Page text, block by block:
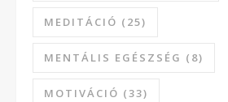
MEDITÁCIÓ (25)
MENTÁLIS EGÉSZSÉG (8)
MOTIVÁCIÓ (33)